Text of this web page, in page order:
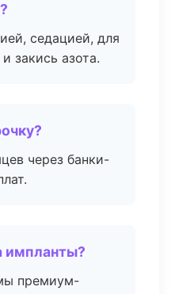
седацией, для
закись азота.
через банки-
импланты?
премиум-